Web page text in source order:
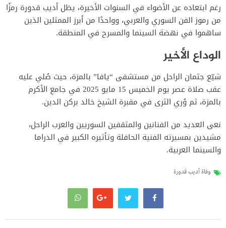
رغم ابتعاده عن الأضواء في السنوات الأخيرة، يظل أديب قدورة رمزًا
من رموز الفن السوري والعربي، وواحدًا من أبرز الممثلين الذين
ساهموا في نهضة السينما والمسرح في المنطقة.
الوداع الأخير
شيّع جثمان الراحل من مستشفى “يافا” بالمزة، حيث صُلي عليه
عقب صلاة عصر يوم الخميس 15 مايو 2025 في جامع الأكرم
بالمزة، ثم وُري الثرى في مقبرة الشيخ خالد بركن الدين.
نعى العديد من الفنانين والمثقفين السوريين والعرب الراحل،
مشيدين بمسيرته الفنية الحافلة وتأثيره الكبير في الدراما
والسينما العربية.
وفاة أديب قدورة